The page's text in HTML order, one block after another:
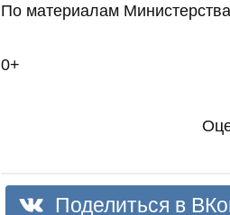
По материалам
0+
Поделиться в